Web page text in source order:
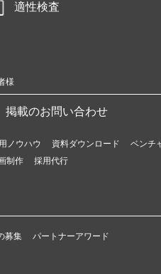
適性検査
様
掲載のお問い合わせ
ノウハウ 資料ダウンロード ベンチ
制作
採用代行
募集 パートナーアワード